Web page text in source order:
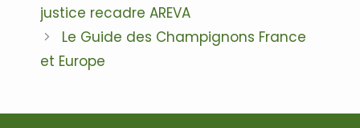
justice recadre AREVA
Le Guide des Champignons France
et Europe